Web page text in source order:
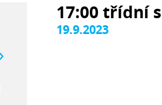
17:00 třídní
19.9.2023